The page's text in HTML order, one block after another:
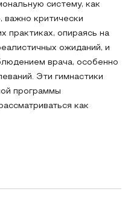
систему, как
важно критически
практиках, опираясь на
ожиданий, и
врача, особенно
Эти гимнастики
программы
как